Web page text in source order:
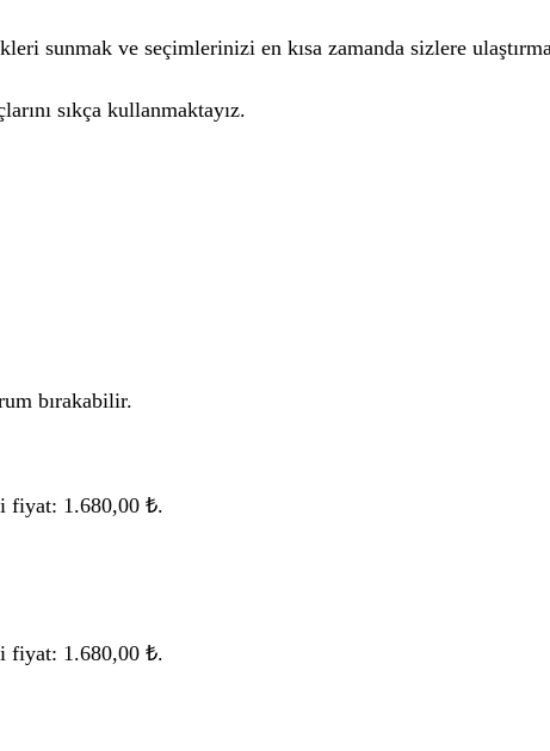
sunmak ve seçimlerinizi en kısa zamanda sizlere
sıkça kullanmaktayız.
bırakabilir.
fiyat: 1.680,00 ₺.
fiyat: 1.680,00 ₺.